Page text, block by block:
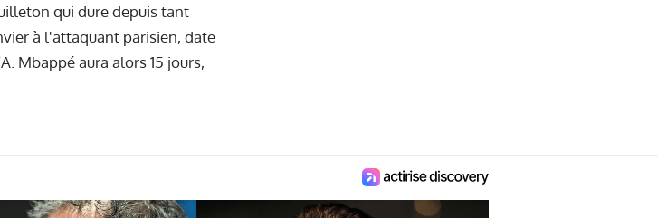
qui dure depuis tant
à l'attaquant parisien, date
Mbappé aura alors 15 jours,